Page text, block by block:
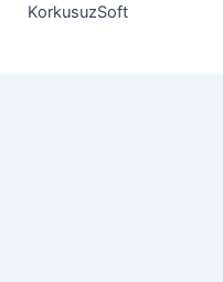
KorkusuzSoft